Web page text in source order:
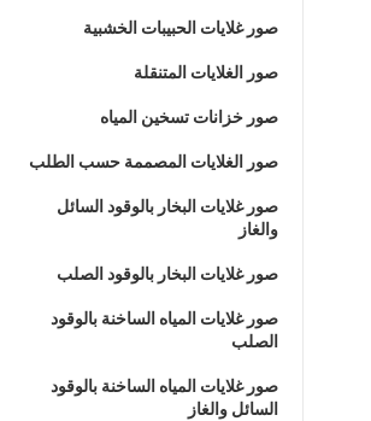
صور غلايات الحبيبات الخشبية
صور الغلايات المتنقلة
صور خزانات تسخين المياه
صور الغلايات المصممة حسب الطلب
صور غلايات البخار بالوقود السائل
والغاز
صور غلايات البخار بالوقود الصلب
صور غلايات المياه الساخنة بالوقود
الصلب
صور غلايات المياه الساخنة بالوقود
السائل والغاز